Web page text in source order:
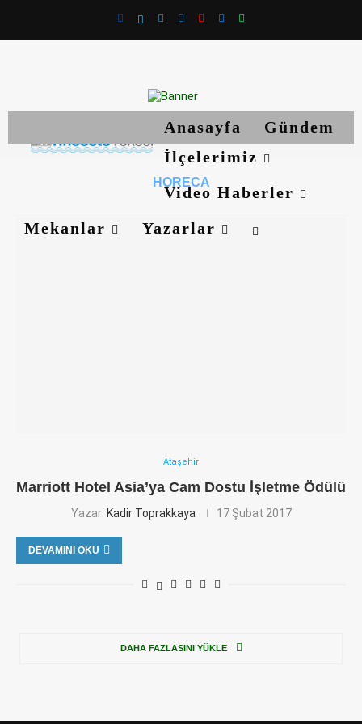
Anasayfa
Gündem
İlçelerimiz
Video Haberler
Mekanlar
Yazarlar
HORECA
Ataşehir
Marriott Hotel Asia’ya Cam Dostu İşletme Ödülü
Yazar: Kadir Toprakkaya 17 Şubat 2017
DEVAMINI OKU
DAHA FAZLASINI YÜKLE